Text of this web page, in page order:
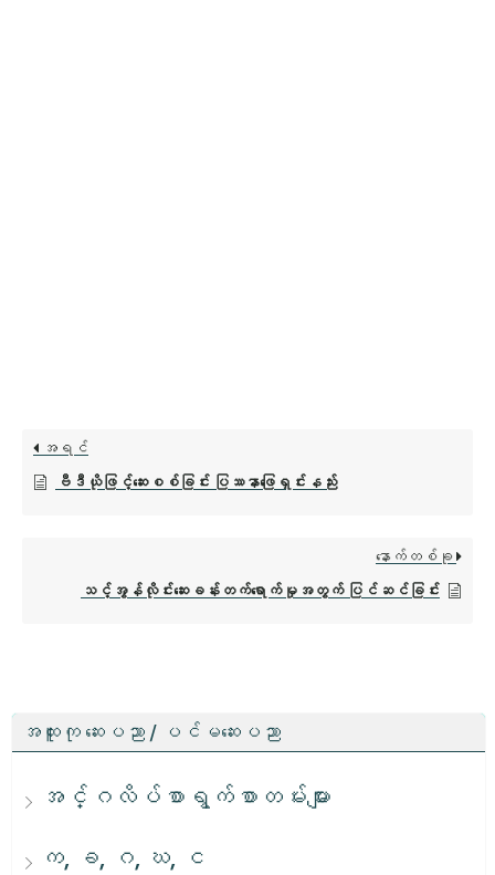
အထူးကု ဆေးပညာ / ပင်မဆေးပညာ
အင်္ဂလိပ်စာရွက်စာတမ်းများ
က, ခ, ဂ, ဃ, င
အရင်
ဗီဒီယိုဖြင့်ဆေးစစ်ခြင်း ပြဿနာဖြေရှင်းနည်း
နောက်တစ်ခု
သင့်အွန်လိုင်းဆေးခန်းတက်ရောက်မှုအတွက် ပြင်ဆင်ခြင်း